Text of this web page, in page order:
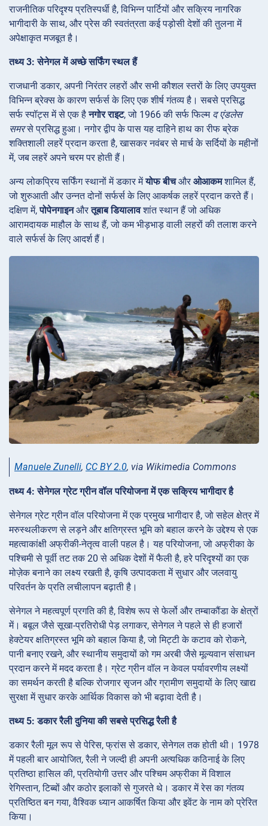
राजनीतिक परिदृश्य प्रतिस्पर्धी है, विभिन्न पार्टियों और सक्रिय नागरिक
भागीदारी के साथ, और प्रेस की स्वतंत्रता कई पड़ोसी देशों की तुलना में
अपेक्षाकृत मजबूत है।
तथ्य 3: सेनेगल में अच्छे सर्फिंग स्थल हैं
राजधानी डकार, अपनी निरंतर लहरों और सभी कौशल स्तरों के लिए उपयुक्त
विभिन्न ब्रेक्स के कारण सर्फर्स के लिए एक शीर्ष गंतव्य है। सबसे प्रसिद्ध
सर्फ स्पॉट्स में से एक हैनगोर राइट, जो 1966 की सर्फ फिल्म द एंडलेस
समरसे प्रसिद्ध हुआ। नगोर द्वीप के पास यह दाहिने हाथ का रीफ ब्रेक
शक्तिशाली लहरें प्रदान करता है, खासकर नवंबर से मार्च के सर्दियों के महीनों
में, जब लहरें अपने चरम पर होती हैं।
अन्य लोकप्रिय सर्फिंग स्थानों में डकार मेंयोफ बीचऔर ओआकमशामिल हैं,
जो शुरुआती और उन्नत दोनों सर्फर्स के लिए आकर्षक लहरें प्रदान करते हैं।
दक्षिण में,पोपेनगाइनऔरतूबाब डियालावशांत स्थान हैं जो अधिक
आरामदायक माहौल के साथ हैं, जो कम भीड़भाड़ वाली लहरों की तलाश करने
वाले सर्फर्स के लिए आदर्श हैं।
Manuele Zunelli, CC BY 2.0, via Wikimedia Commons
तथ्य 4: सेनेगल ग्रेट ग्रीन वॉल परियोजना में एक सक्रिय भागीदार है
सेनेगल ग्रेट ग्रीन वॉल परियोजना में एक प्रमुख भागीदार है, जो सहेल क्षेत्र में
मरुस्थलीकरण से लड़ने और क्षतिग्रस्त भूमि को बहाल करने के उद्देश्य से एक
महत्वाकांक्षी अफ्रीकी-नेतृत्व वाली पहल है। यह परियोजना, जो अफ्रीका के
पश्चिमी से पूर्वी तट तक 20 से अधिक देशों में फैली है, हरे परिदृश्यों का एक
मोज़ेक बनाने का लक्ष्य रखती है, कृषि उत्पादकता में सुधार और जलवायु
परिवर्तन के प्रति लचीलापन बढ़ाती है।
सेनेगल ने महत्वपूर्ण प्रगति की है, विशेष रूप से फेर्लो और तम्बाकौंडा के क्षेत्रों
में। बबूल जैसे सूखा-प्रतिरोधी पेड़ लगाकर, सेनेगल ने पहले से ही हजारों
हेक्टेयर क्षतिग्रस्त भूमि को बहाल किया है, जो मिट्टी के कटाव को रोकने,
पानी बनाए रखने, और स्थानीय समुदायों को गम अरबी जैसे मूल्यवान संसाधन
प्रदान करने में मदद करता है। ग्रेट ग्रीन वॉल न केवल पर्यावरणीय लक्ष्यों
का समर्थन करती है बल्कि रोजगार सृजन और ग्रामीण समुदायों के लिए खाद्य
सुरक्षा में सुधार करके आर्थिक विकास को भी बढ़ावा देती है।
तथ्य 5: डकार रैली दुनिया की सबसे प्रसिद्ध रैली है
डकार रैली मूल रूप से पेरिस, फ्रांस से डकार, सेनेगल तक होती थी। 1978
में पहली बार आयोजित, रैली ने जल्दी ही अपनी अत्यधिक कठिनाई के लिए
प्रतिष्ठा हासिल की, प्रतियोगी उत्तर और पश्चिम अफ्रीका में विशाल
रेगिस्तान, टिब्बों और कठोर इलाकों से गुजरते थे। डकार में रेस का गंतव्य
प्रतिष्ठित बन गया, वैश्विक ध्यान आकर्षित किया और इवेंट के नाम को प्रेरित
किया।